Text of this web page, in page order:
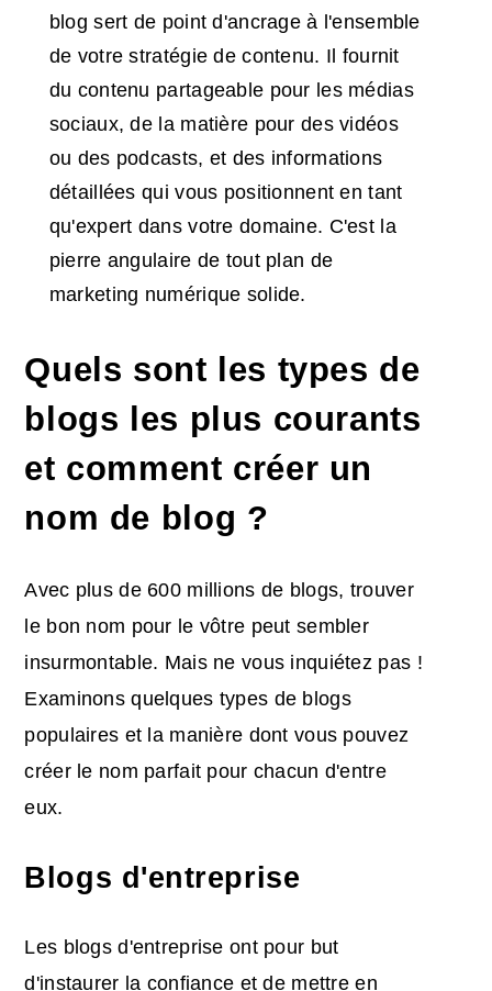
blog sert de point d'ancrage à l'ensemble
de votre stratégie de contenu. Il fournit
du contenu partageable pour les médias
sociaux, de la matière pour des vidéos
ou des podcasts, et des informations
détaillées qui vous positionnent en tant
qu'expert dans votre domaine. C'est la
pierre angulaire de tout plan de
marketing numérique solide.
Quels sont les types de
blogs les plus courants
et comment créer un
nom de blog ?
Avec plus de 600 millions de blogs, trouver
le bon nom pour le vôtre peut sembler
insurmontable. Mais ne vous inquiétez pas !
Examinons quelques types de blogs
populaires et la manière dont vous pouvez
créer le nom parfait pour chacun d'entre
eux.
Blogs d'entreprise
Les blogs d'entreprise ont pour but
d'instaurer la confiance et de mettre en